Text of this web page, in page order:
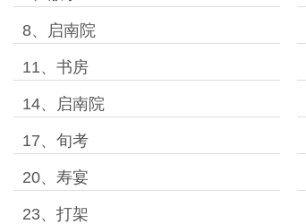
8、启南院
11、书房
14、启南院
17、旬考
20、寿宴
23、打架